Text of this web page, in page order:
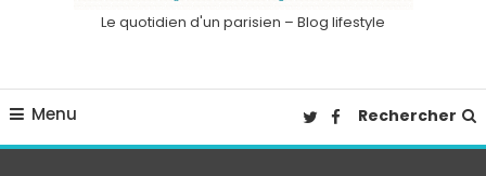
Le quotidien d'un parisien – Blog lifestyle
Menu Rechercher